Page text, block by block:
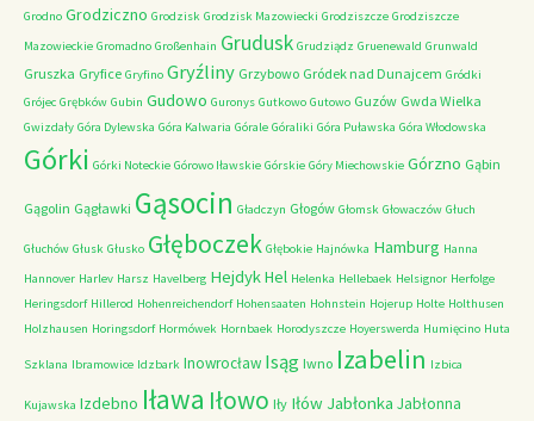
Grodno Grodziczno Grodzisk Grodzisk Mazowiecki Grodziszcze Grodziszcze
Mazowieckie Gromadno Großenhain Grudusk Grudziądz Gruenewald Grunwald
Gruszka Gryfice Gryfino Gryźliny Grzybowo Gródek nad Dunajcem Gródki
Grójec Grębków Gubin Gudowo Guronys Gutkowo Gutowo Guzów Gwda Wielka
Gwizdały Góra Dylewska Góra Kalwaria Górale Góraliki Góra Puławska Góra Włodowska
Górki Górki Noteckie Górowo Iławskie Górskie Góry Miechowskie Górzno Gąbin
Gągolin Gągławki Gąsocin Gładczyn Głogów Głomsk Głowaczów Głuch
Głuchów Głusk Głusko Głęboczek Głębokie Hajnówka Hamburg Hanna
Hannover Harlev Harsz Havelberg HejdykHel Helenka Hellebaek Helsignor Herfolge
Heringsdorf Hillerod Hohenreichendorf Hohensaaten Hohnstein Hojerup Holte Holthusen
Holzhausen Horingsdorf Hormówek Hornbaek Horodyszcze Hoyerswerda Humięcino Huta
Szklana Ibramowice Idzbark Inowrocław Isąg Iwno Izabelin Izbica
Kujawska Izdebno Iława Iłowo Iły Iłów Jabłonka Jabłonna